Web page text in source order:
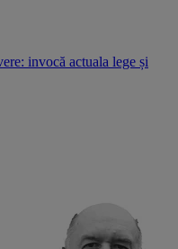
invocă actuala lege și